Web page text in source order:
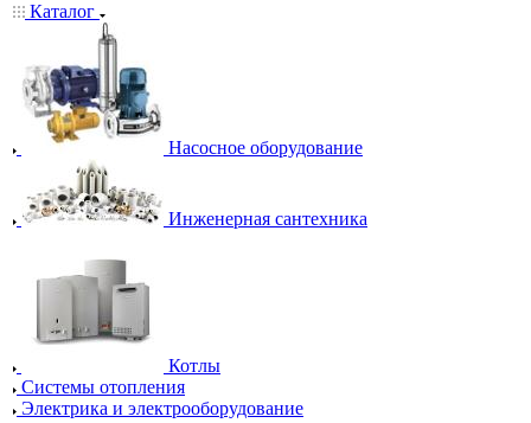
Каталог
Насосное оборудование
Инженерная сантехника
Котлы
Системы отопления
Электрика и электрооборудование